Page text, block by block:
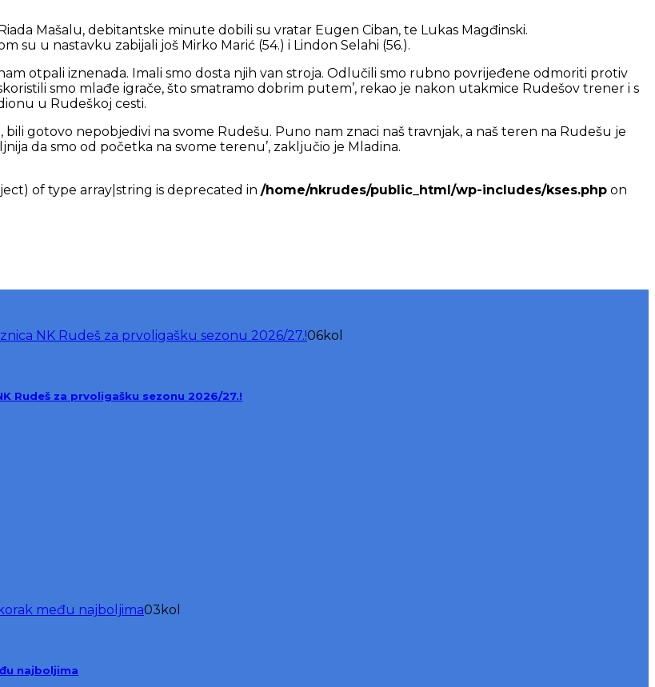
Mašalu, debitantske minute dobili su vratar Eugen Ciban, te Lukas Magđinski.
su u nastavku zabijali još Mirko Marić (54.) i Lindon Selahi (56.).
otpali iznenada. Imali smo dosta njih van stroja. Odlučili smo rubno povrijeđene odmoriti protiv
smo mlađe igrače, što smatramo dobrim putem’, rekao je nakon utakmice Rudešov trener i s
u Rudeškoj cesti.
bili gotovo nepobjedivi na svome Rudešu. Puno nam znaci naš travnjak, a naš teren na Rudešu je
da smo od početka na svome terenu’, zaključio je Mladina.
of type array|string is deprecated in /home/nkrudes/public_html/wp-includes/kses.php on
06kol
Rudeš za prvoligašku sezonu 2026/27.!
03 kol
najboljima